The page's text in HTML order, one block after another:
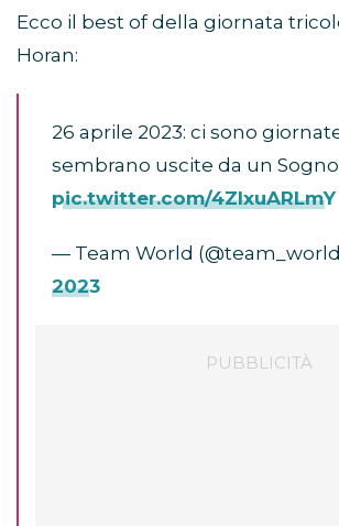
Ecco il best of della giornata
Horan:
26 aprile 2023: ci sono
sembrano uscite da un
pic.twitter.com/4ZlxuARLmY
— Team World
2023